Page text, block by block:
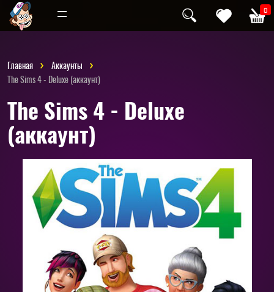
0
Инди
Главная
Аккаунты
The Sims 4 - Deluxe (аккаунт)
The Sims 4 - Deluxe
(аккаунт)